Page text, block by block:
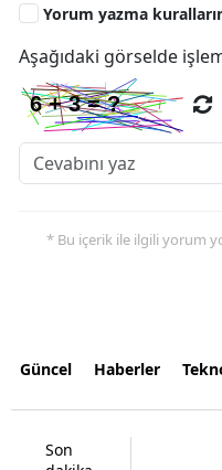
Yorum yazma
Aşağıdaki görselde
* Bu içerik ile ilgili yorum
Güncel Haberler
Son